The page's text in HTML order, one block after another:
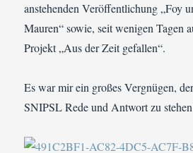
anstehenden Veröffentlichung „Foy
Mauren“ sowie, seit wenigen Tagen
Projekt „Aus der Zeit gefallen“.
Es war mir ein großes Vergnügen,
SNIPSL Rede und Antwort zu